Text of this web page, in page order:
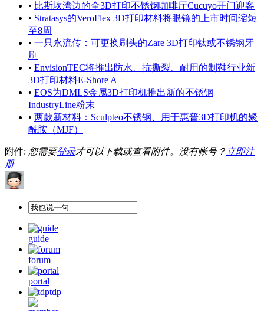
• 比斯坎湾边的全3D打印不锈钢咖啡厅Cucuyo开门迎客
• Stratasys的VeroFlex 3D打印材料将眼镜的上市时间缩短
至8周
• 一只永流传：可更换刷头的Zare 3D打印钛或不锈钢牙
刷
• EnvisionTEC将推出防水、抗撕裂、耐用的制鞋行业新
3D打印材料E-Shore A
• EOS为DMLS金属3D打印机推出新的不锈钢
IndustryLine粉末
• 两款新材料：Sculpteo不锈钢、用于惠普3D打印机的聚
酰胺（MJF）
附件: 您需要登录才可以下载或查看附件。没有帐号？ 立即注
册
guide
forum
portal
tdp